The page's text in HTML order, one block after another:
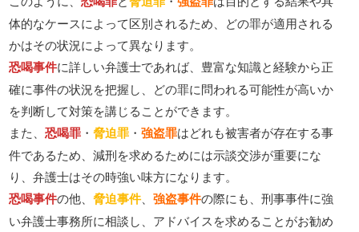
体的なケースによって区別されるため、どの罪が適用される
かはその状況によって異なります。
恐喝事件に詳しい弁護士であれば、豊富な知識と経験から正
確に事件の状況を把握し、どの罪に問われる可能性が高いか
を判断して対策を講じることができます。
また、恐喝罪 ・脅迫罪 ・強盗罪はどれも被害者が存在する事
件であるため、減刑を求めるためには示談交渉が重要にな
り、弁護士はその時強い味方になります。
恐喝事件の他、脅迫事件、強盗事件の際にも、刑事事件に強
い弁護士事務所に相談し、アドバイスを求めることがお勧め